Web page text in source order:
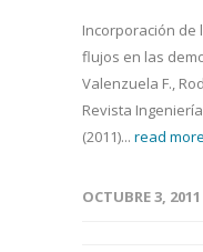
Incorporación de
flujos en las
Valenzuela F.,
Revista
(2011)... read
OCTUBRE 3, 2011